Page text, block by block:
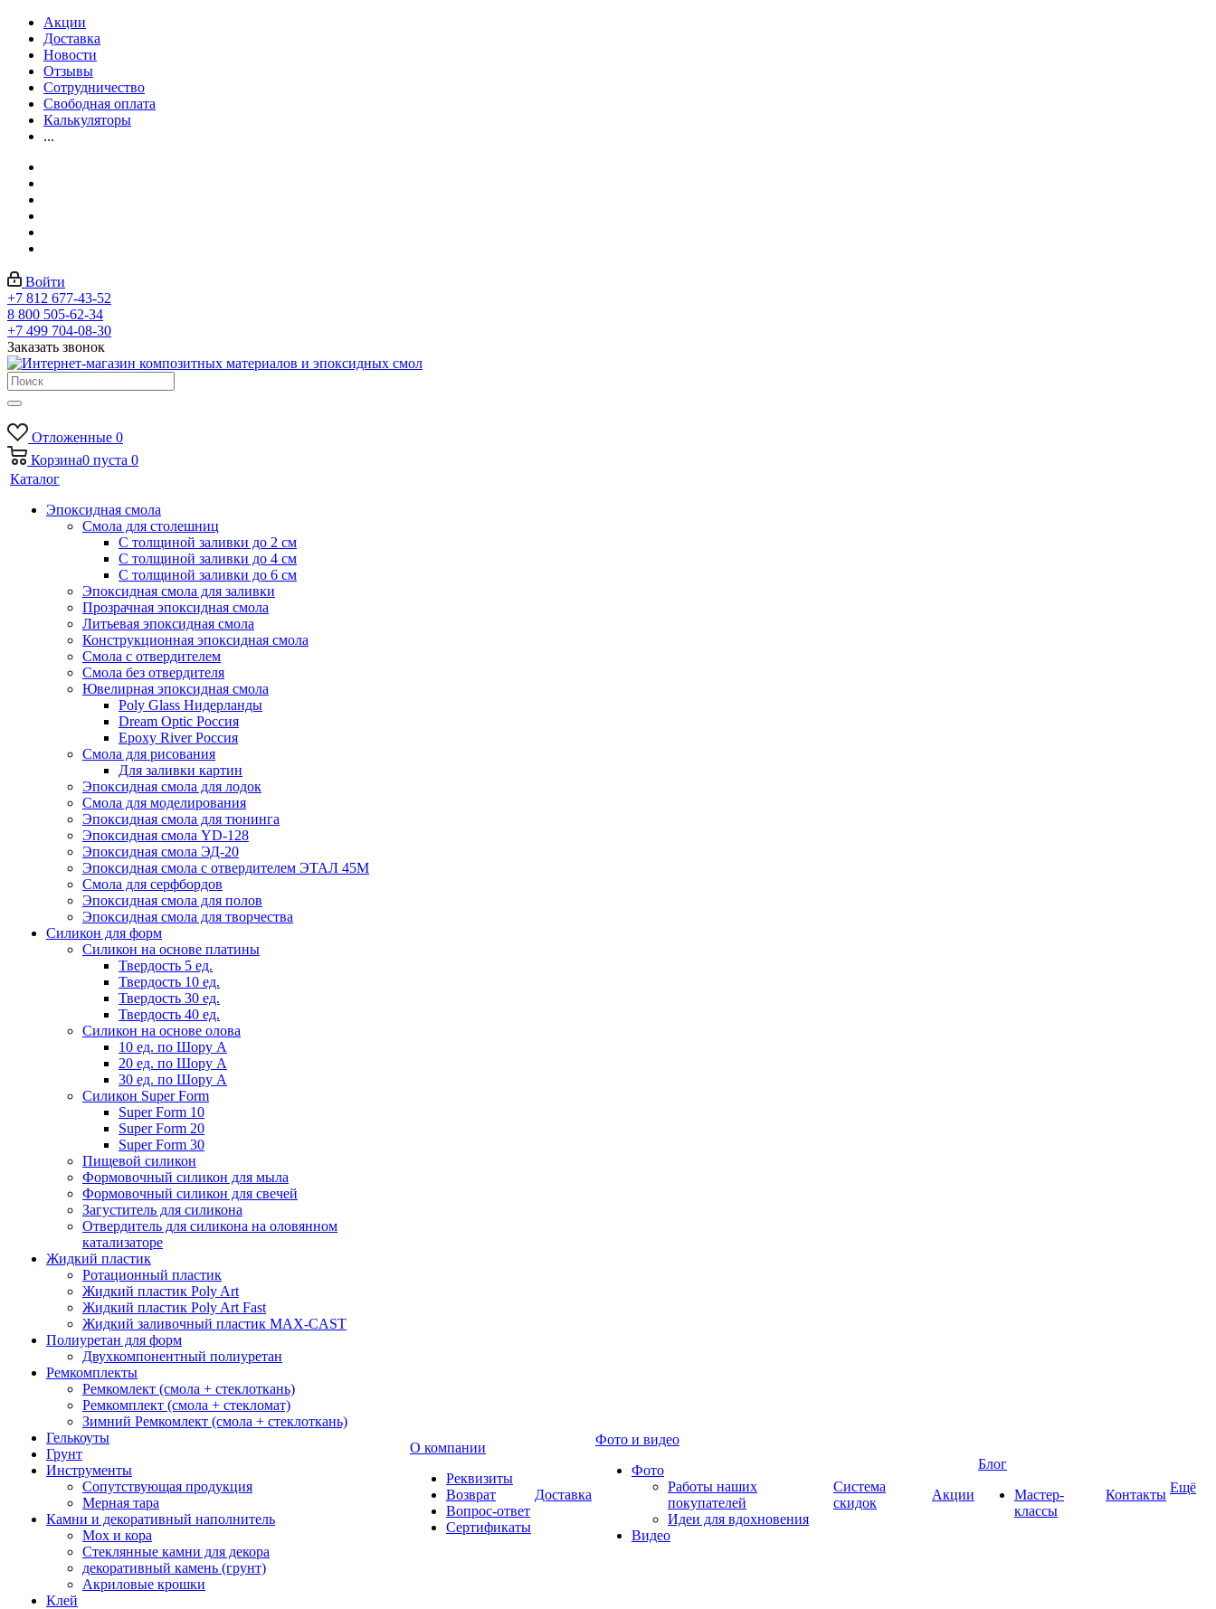
Акции
Доставка
Новости
Отзывы
Сотрудничество
Свободная оплата
Калькуляторы
...
Войти
+7 812 677-43-52
8 800 505-62-34
+7 499 704-08-30
Заказать звонок
Отложенные 0
Корзина0 пуста 0
Каталог
Эпоксидная смола
Смола для столешниц
С толщиной заливки до 2 см
С толщиной заливки до 4 см
С толщиной заливки до 6 см
Эпоксидная смола для заливки
Прозрачная эпоксидная смола
Литьевая эпоксидная смола
Конструкционная эпоксидная смола
Смола с отвердителем
Смола без отвердителя
Ювелирная эпоксидная смола
Poly Glass Нидерланды
Dream Optic Россия
Epoxy River Россия
Смола для рисования
Для заливки картин
Эпоксидная смола для лодок
Смола для моделирования
Эпоксидная смола для тюнинга
Эпоксидная смола YD-128
Эпоксидная смола ЭД-20
Эпоксидная смола с отвердителем ЭТАЛ 45М
Смола для серфбордов
Эпоксидная смола для полов
Эпоксидная смола для творчества
Силикон для форм
Силикон на основе платины
Твердость 5 ед.
Твердость 10 ед.
Твердость 30 ед.
Твердость 40 ед.
Силикон на основе олова
10 ед. по Шору А
20 ед. по Шору А
30 ед. по Шору А
Силикон Super Form
Super Form 10
Super Form 20
Super Form 30
Пищевой силикон
Формовочный силикон для мыла
Формовочный силикон для свечей
Загуститель для силикона
Отвердитель для силикона на оловянном
катализаторе
Жидкий пластик
Ротационный пластик
Жидкий пластик Poly Art
Жидкий пластик Poly Art Fast
Жидкий заливочный пластик MAX-CAST
Полиуретан для форм
Двухкомпонентный полиуретан
Ремкомплекты
Ремкомлект (смола + стеклоткань)
Ремкомплект (смола + стекломат)
Зимний Ремкомлект (смола + стеклоткань)
Гелькоуты
Грунт
Инструменты
Сопутствующая продукция
Мерная тара
Камни и декоративный наполнитель
Мох и кора
Стеклянные камни для декора
декоративный камень (грунт)
Акриловые крошки
Клей
О компании
Реквизиты
Возврат
Вопрос-ответ
Сертификаты
Доставка
Фото и видео
Фото
Работы наших
покупателей
Идеи для вдохновения
Видео
Система
скидок
Акции
Блог
Мастер-
классы
Контакты Ещё